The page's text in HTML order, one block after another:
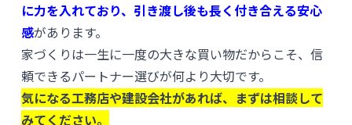
に力を入れており、引き渡し後も長く付き合える安心
感があります。
家づくりは一生に一度の大きな買い物だからこそ、信
頼できるパートナー選びが何より大切です。
気になる工務店や建設会社があれば、まずは相談して
みてください。